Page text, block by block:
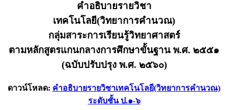
คำอธิบายรายวิชา
เทคโนโลยี(วิทยาการคำนวณ)
กลุ่มสาระการเรียนรู้วิทยาศาสตร์
ตามหลักสูตรแกนกลางการศึกษาขั้นฐาน พ.ศ. ๒๕๕๑
(ฉบับปรับปรุง พ.ศ. ๒๕๖๐)
ดาวน์โหลด: คำอธิบายรายวิชาเทคโนโลยี(วิทยาการคำนวณ)
ระดับชั้น ป.๑-๖